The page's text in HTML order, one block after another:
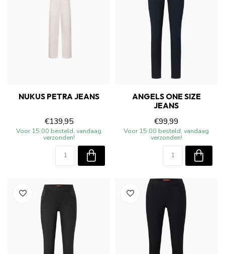
NUKUS PETRA JEANS
€139,95
Voor 15:00 besteld, vandaag
verzonden!
ANGELS ONE SIZE
JEANS
€99,99
Voor 15:00 besteld, vandaag
verzonden!